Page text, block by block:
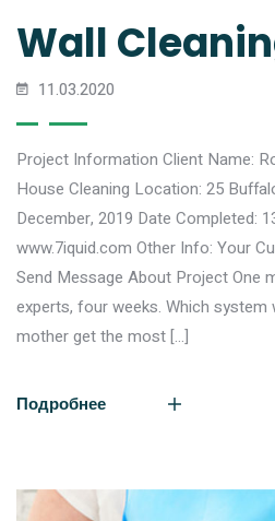
Wall
11.03.2020
Project Information Client Name:
House Cleaning Location: 25
December, 2019 Date Completed:
www.7iquid.com Other Info: Your
Send Message About Project One
experts, four weeks. Which system
mother get the most […]
Подробнее